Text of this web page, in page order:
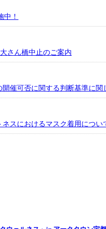
！
さん橋中止のご案内
催可否に関する判断基準に関
ネスにおけるマスク着用につい